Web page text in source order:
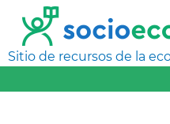
Sitio de recursos de la